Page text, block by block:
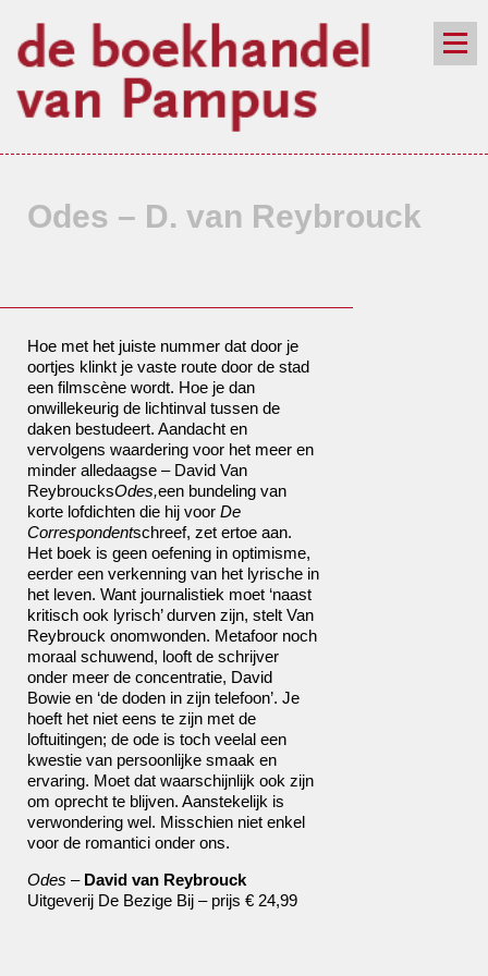
nieuwsbrief
Odes – D. van Reybrouck
Hoe met het juiste nummer dat door je
oortjes klinkt je vaste route door de stad
een filmscène wordt. Hoe je dan
onwillekeurig de lichtinval tussen de
daken bestudeert. Aandacht en
vervolgens waardering voor het meer en
minder alledaagse – David Van
ReybroucksOdes,een bundeling van
korte lofdichten die hij voor De
Correspondentschreef, zet ertoe aan.
Het boek is geen oefening in optimisme,
eerder een verkenning van het lyrische in
het leven. Want journalistiek moet ‘naast
kritisch ook lyrisch’ durven zijn, stelt Van
Reybrouck onomwonden. Metafoor noch
moraal schuwend, looft de schrijver
onder meer de concentratie, David
Bowie en ‘de doden in zijn telefoon’. Je
hoeft het niet eens te zijn met de
loftuitingen; de ode is toch veelal een
kwestie van persoonlijke smaak en
ervaring. Moet dat waarschijnlijk ook zijn
om oprecht te blijven. Aanstekelijk is
verwondering wel. Misschien niet enkel
voor de romantici onder ons.
Odes – David van Reybrouck
Uitgeverij De Bezige Bij – prijs € 24,99